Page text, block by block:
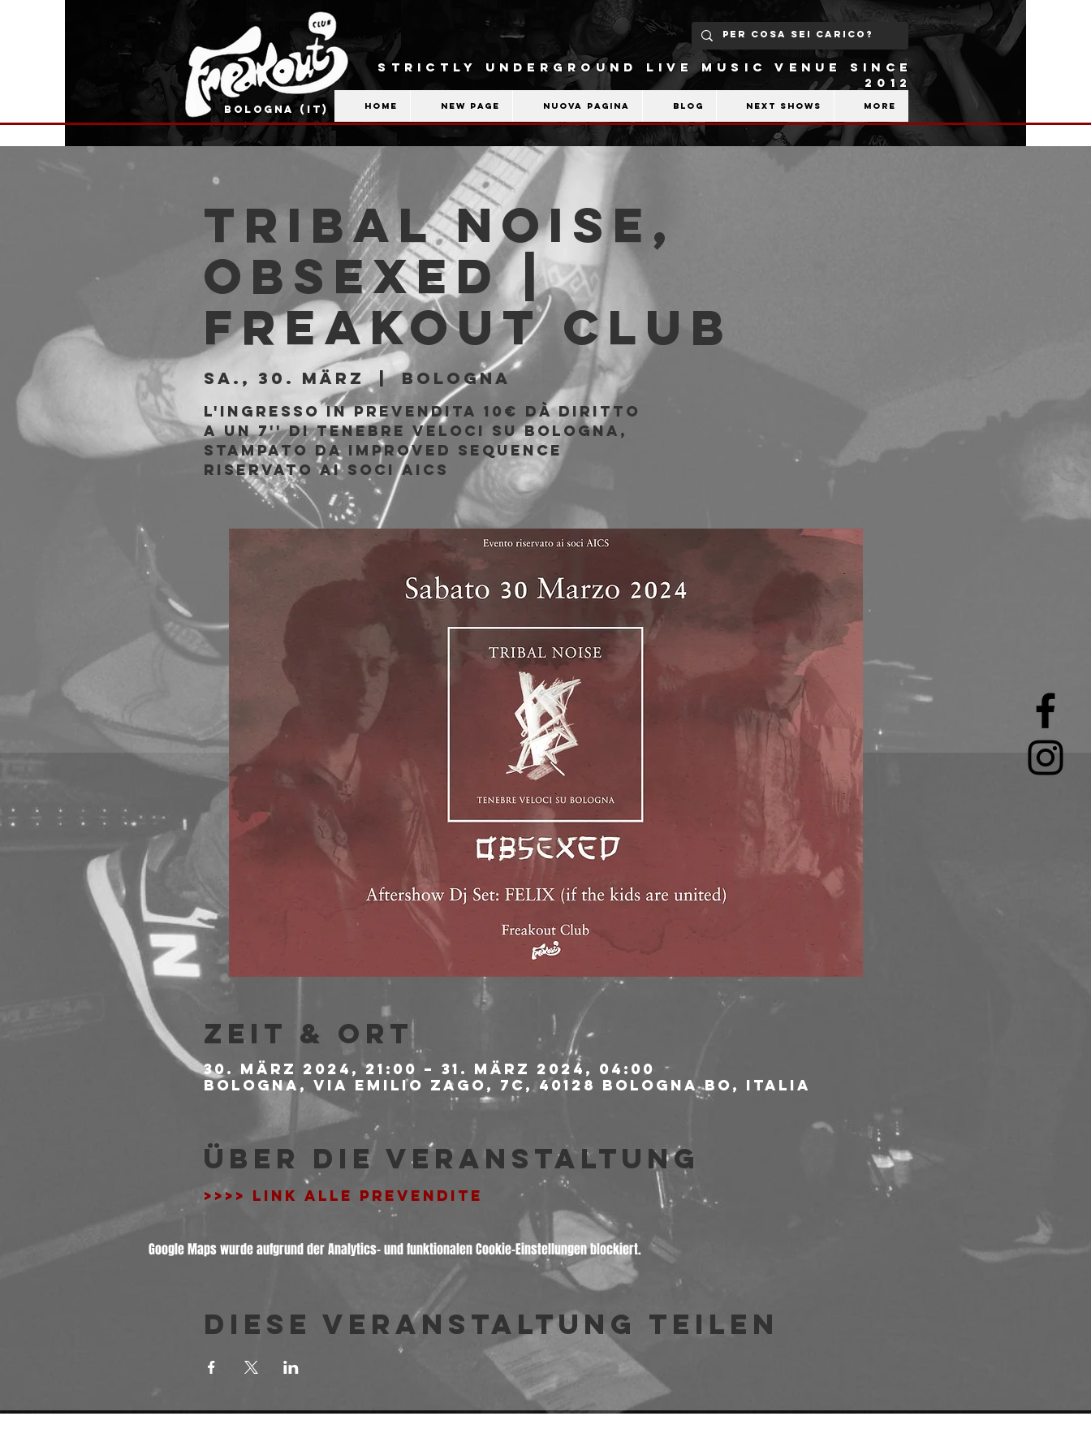
BOLOGNA (IT)
STRICTLY UNDERGROUND LIVE MUSIC VENUE SINCE
2012
Home New Page Nuova pagina Blog Next shows More
Tribal Noise,
Obsexed |
Freakout Club
Sa., 30. März
  |
Bologna
L'ingresso in prevendita 10€ dà diritto
a un 7'' di Tenebre Veloci su Bologna,
stampato da Improved Sequence
Riservato ai soci AICS
Zeit & Ort
30. März 2024, 21:00 – 31. März 2024, 04:00
Bologna, Via Emilio Zago, 7c, 40128 Bologna BO, Italia
Über die Veranstaltung
>>>> LINK ALLE PREVENDITE
Google Maps wurde aufgrund der Analytics- und funktionalen Cookie-Einstellungen blockiert.
Diese Veranstaltung teilen